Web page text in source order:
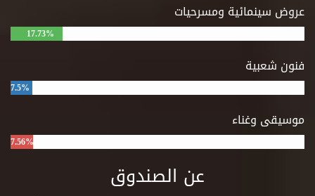
عروض سينمائية ومسرحيات
17.73%
فنون شعبية
7.5%
موسيقى وغناء
7.56%
عن الصندوق